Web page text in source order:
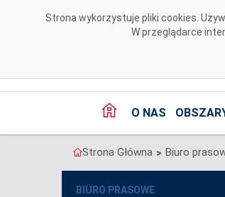
Strona wykorzystuje pliki cookies.
W przeglądarce
O NAS
Strona Główna > Biuro
BIURO PRASOWE